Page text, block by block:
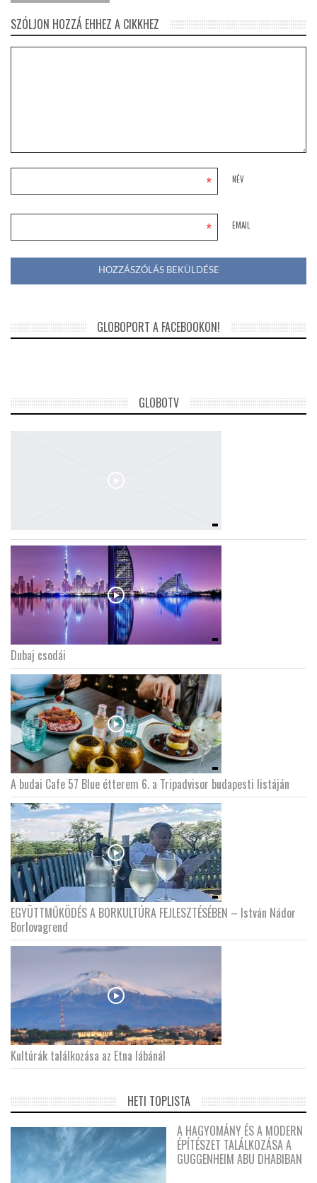
SZÓLJON HOZZÁ EHHEZ A CIKKHEZ
NÉV
*
EMAIL
*
GLOBOPORT A FACEBOOKON!
GLOBOTV
Dubaj csodái
A budai Cafe 57 Blue étterem 6. a Tripadvisor budapesti listáján
EGYÜTTMŰKÖDÉS A BORKULTÚRA FEJLESZTÉSÉBEN – István Nádor
Borlovagrend
Kultúrák találkozása az Etna lábánál
HETI TOPLISTA
A HAGYOMÁNY ÉS A MODERN
ÉPÍTÉSZET TALÁLKOZÁSA A
GUGGENHEIM ABU DHABIBAN